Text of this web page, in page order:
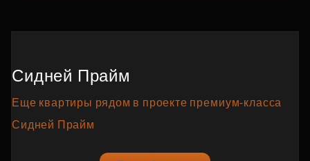
Сидней Прайм
Еще квартиры рядом в проекте премиум‑класса
Сидней Прайм